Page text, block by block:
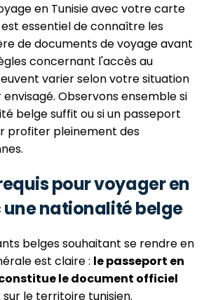
en Tunisie avec votre carte
essentiel de connaître les
de documents de voyage avant
concernant l'accès au
varier selon votre situation
Observons ensemble si
belge suffit ou si un passeport
profiter pleinement des
pour voyager en
une nationalité belge
belges souhaitant se rendre en
est claire : le passeport en
le document officiel
le territoire tunisien.